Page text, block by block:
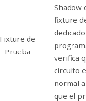
Fixture de
Prueba
Shadow
fixture
verifica
circuito
normal
que el